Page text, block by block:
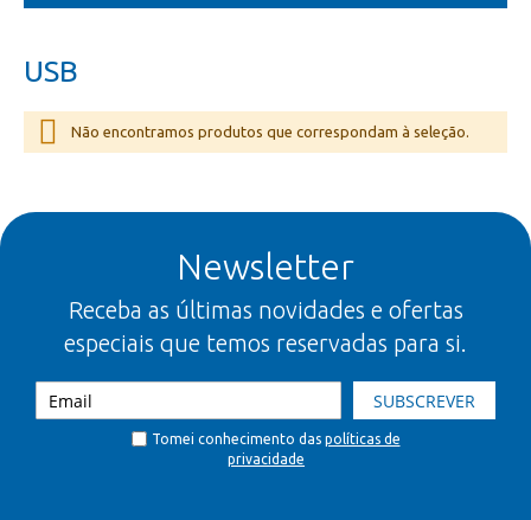
USB
Não encontramos produtos que correspondam à seleção.
Newsletter
Receba as últimas novidades e ofertas
especiais que temos reservadas para si.
SUBSCREVER
Tomei conhecimento das políticas de
privacidade